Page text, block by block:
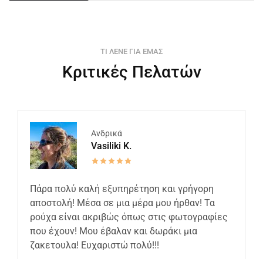
ΤΙ ΛΕΝΕ ΓΙΑ ΕΜΑΣ
Κριτικές Πελατών
Ανδρικά
Vasiliki K.
Πάρα πολύ καλή εξυπηρέτηση και γρήγορη
αποστολή! Μέσα σε μια μέρα μου ήρθαν! Τα
ρούχα είναι ακριβώς όπως στις φωτογραφίες
που έχουν! Μου έβαλαν και δωράκι μια
ζακετουλα! Ευχαριστώ πολύ!!!